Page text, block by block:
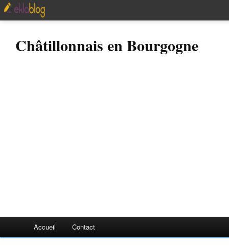
Châtillonnais en Bourgogne
Accueil Contact